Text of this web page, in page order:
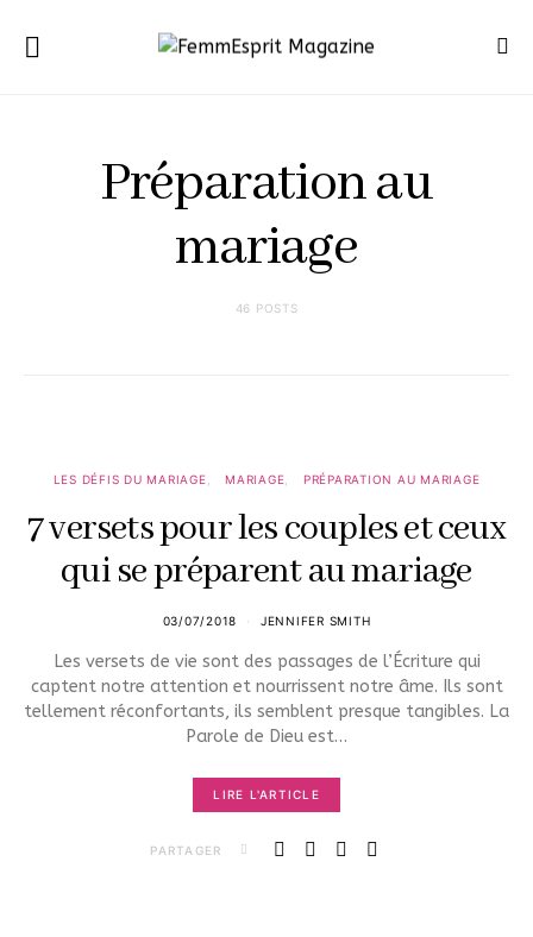
Préparation au
mariage
46 POSTS
LES DÉFIS DU MARIAGE MARIAGE PRÉPARATION AU MARIAGE
7 versets pour les couples et ceux
qui se préparent au mariage
03/07/2018 JENNIFER SMITH
Les versets de vie sont des passages de l’Écriture qui
captent notre attention et nourrissent notre âme. Ils sont
tellement réconfortants, ils semblent presque tangibles. La
Parole de Dieu est…
LIRE L'ARTICLE
PARTAGER